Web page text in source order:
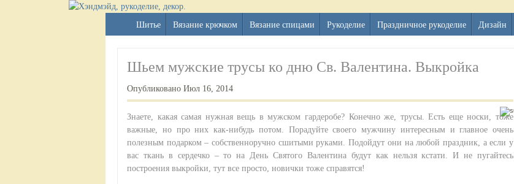
Шитье Вязание крючком Вязание спицами Рукоделие Праздничное рукоделие Дизайн
Шьем мужские трусы ко дню Св. Валентина. Выкройка
Опубликовано Июл 16, 2014
Знаете, какая самая нужная вещь в мужском гардеробе? Конечно же, трусы. Есть еще носки, тоже
важные, но про них как-нибудь потом. Порадуйте своего мужчину интересным и главное очень
полезным подарком – собственноручно сшитыми руками. Подойдут они на любой праздник, а если у
вас ткань в сердечко – то на День Святого Валентина будут как нельзя кстати. И не пугайтесь
построения выкройки, тут все просто, новички тоже справятся!